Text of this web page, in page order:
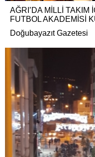
AĞRI’DA MİLLİ TAKIM
FUTBOL AKADEMİSİ
Doğubayazıt Gazetesi